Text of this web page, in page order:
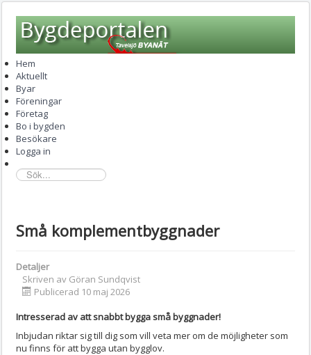
Hem
Aktuellt
Byar
Föreningar
Företag
Bo i bygden
Besökare
Logga in
sök...
Små komplementbyggnader
Detaljer
Skriven av Göran Sundqvist
Publicerad 10 maj 2026
Intresserad av att snabbt bygga små byggnader!
Inbjudan riktar sig till dig som vill veta mer om de möjligheter som
nu finns för att bygga utan bygglov.